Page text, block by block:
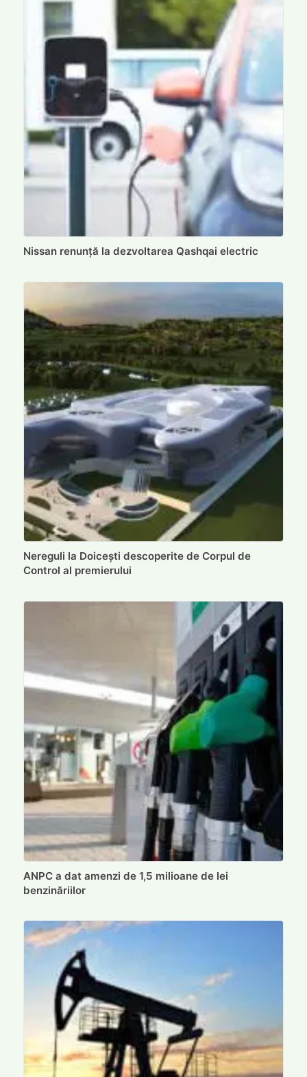
Nissan renunță la dezvoltarea Qashqai electric
Nereguli la Doicești descoperite de Corpul de
Control al premierului
ANPC a dat amenzi de 1,5 milioane de lei
benzinăriilor